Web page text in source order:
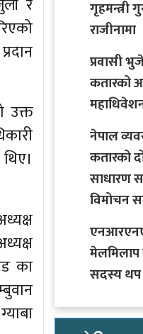
र
उक्त
का
गृहमन्त्री
राजीनामा
प्रवासी
कतारको
नेपाल
कतारको
साधारण
विमोचन
मेलमिलाप
सदस्य थप